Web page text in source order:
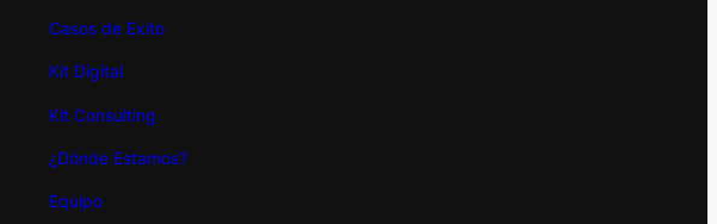
Casos de Exito
Kit Digital
Kit Consulting
¿Dónde Estamos?
Equipo